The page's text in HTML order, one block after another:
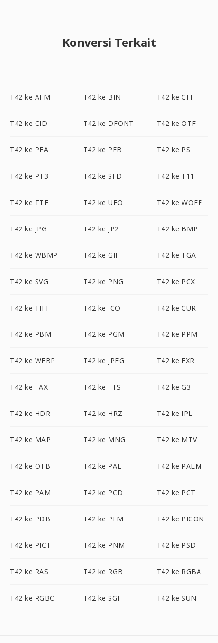
Konversi Terkait
T42 ke AFM T42 ke BIN T42 ke CFF
T42 ke CID T42 ke DFONT T42 ke OTF
T42 ke PFA T42 ke PFB T42 ke PS
T42 ke PT3 T42 ke SFD T42 ke T11
T42 ke TTF T42 ke UFO T42 ke WOFF
T42 ke JPG T42 ke JP2 T42 ke BMP
T42 ke WBMP T42 ke GIF T42 ke TGA
T42 ke SVG T42 ke PNG T42 ke PCX
T42 ke TIFF T42 ke ICO T42 ke CUR
T42 ke PBM T42 ke PGM T42 ke PPM
T42 ke WEBP T42 ke JPEG T42 ke EXR
T42 ke FAX T42 ke FTS T42 ke G3
T42 ke HDR T42 ke HRZ T42 ke IPL
T42 ke MAP T42 ke MNG T42 ke MTV
T42 ke OTB T42 ke PAL T42 ke PALM
T42 ke PAM T42 ke PCD T42 ke PCT
T42 ke PDB T42 ke PFM T42 ke PICON
T42 ke PICT T42 ke PNM T42 ke PSD
T42 ke RAS T42 ke RGB T42 ke RGBA
T42 ke RGBO T42 ke SGI T42 ke SUN